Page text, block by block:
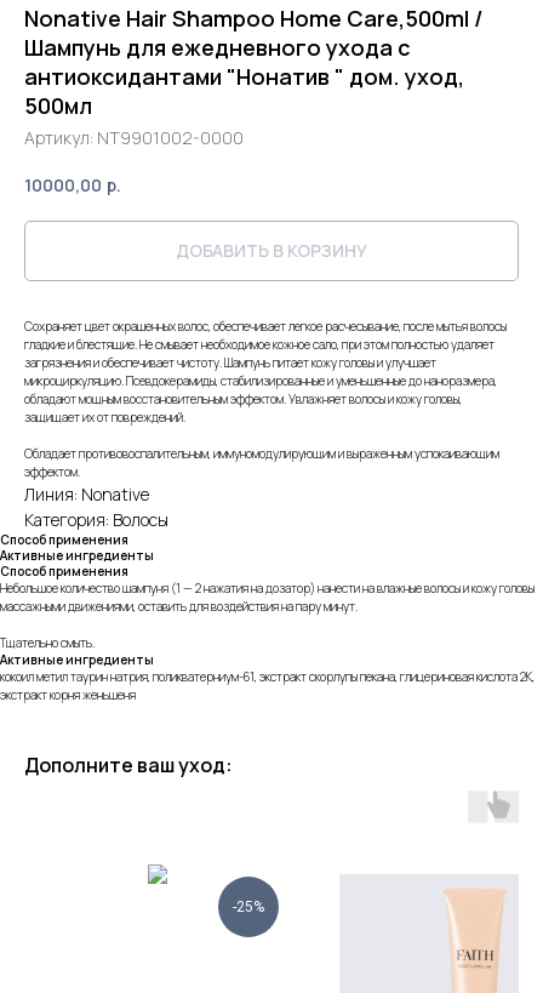
Nonative Hair Shampoo Home Care,500ml /
Шампунь для ежедневного ухода с
антиоксидантами "Нонатив " дом. уход,
500мл
Артикул: NT9901002-0000
10000,00 р.
ДОБАВИТЬ В КОРЗИНУ
Сохраняет цвет окрашенных волос, обеспечивает легкое расчесывание, после мытья волосы
гладкие и блестящие. Не смывает необходимое кожное сало, при этом полностью удаляет
загрязнения и обеспечивает чистоту. Шампунь питает кожу головы и улучшает
микроциркуляцию. Псевдокерамиды, стабилизированные и уменьшенные до наноразмера,
обладают мощным восстановительным эффектом. Увлажняет волосы и кожу головы,
защищает их от повреждений.
Обладает противовоспалительным, иммуномодулирующим и выраженным успокаивающим
эффектом.
Линия: Nonative
Категория: Волосы
Способ применения
Активные ингредиенты
Способ применения
Небольшое количество шампуня (1 — 2 нажатия на дозатор) нанести на влажные волосы и кожу головы
массажными движениями, оставить для воздействия на пару минут.
Тщательно смыть.
Активные ингредиенты
кокоил метил таурин натрия, поликватерниум-61, экстракт скорлупы пекана, глицериновая кислота 2К,
экстракт корня женьшеня
Дополните ваш уход:
-25%